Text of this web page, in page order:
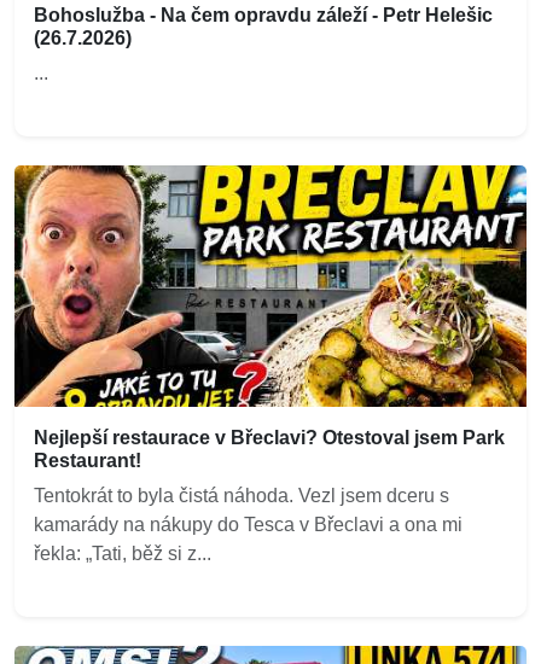
Bohoslužba - Na čem opravdu záleží - Petr Helešic
(26.7.2026)
...
Nejlepší restaurace v Břeclavi? Otestoval jsem Park
Restaurant!
Tentokrát to byla čistá náhoda. Vezl jsem dceru s
kamarády na nákupy do Tesca v Břeclavi a ona mi
řekla: „Tati, běž si z...